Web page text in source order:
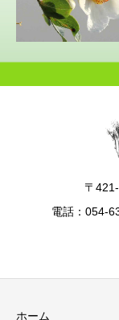
〒
電話：054-
ホーム